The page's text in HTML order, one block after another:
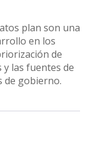
plan son una
en los
de
y las fuentes de
de gobierno.